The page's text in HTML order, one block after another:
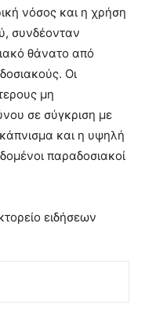
νόσος και η χρήση
συνδέονταν
θάνατο από
Οι
μη
σε σύγκριση με
κάπνισμα και η υψηλή
παραδοσιακοί
ειδήσεων